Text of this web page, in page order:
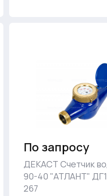
По запросу
ДЕКАСТ Счетчик
90-40 "АТЛАНТ"
267